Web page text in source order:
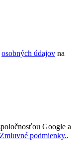
osobných údajov na
Google a
Zmluvné podmienky..